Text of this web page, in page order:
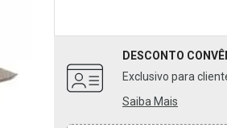
DESCONTO
Exclusivo para
Saiba Mais